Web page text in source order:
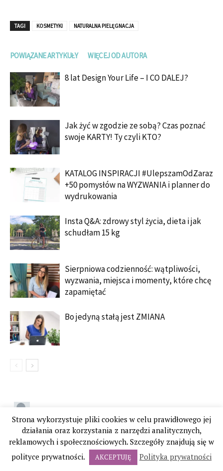
TAGI KOSMETYKI NATURALNA PIELĘGNACJA
POWIĄZANE ARTYKUŁY WIĘCEJ OD AUTORA
8 lat Design Your Life – I CO DALEJ?
Jak żyć w zgodzie ze sobą? Czas poznać
swoje KARTY! Ty czyli KTO?
KATALOG INSPIRACJI #UlepszamOdZaraz
+50 pomysłów na WYZWANIA i planner do
wydrukowania
Insta Q&A: zdrowy styl życia, dieta i jak
schudłam 15 kg
Sierpniowa codzienność: wątpliwości,
wyzwania, miejsca i momenty, które chcę
zapamiętać
Bo jedyną stałą jest ZMIANA
Strona wykorzystuje pliki cookies w celu prawidłowego jej
działania oraz korzystania z narzędzi analitycznych,
reklamowych i społecznościowych. Szczegóły znajdują się w
polityce prywatności.
AKCEPTUJĘ Polityka prywatności